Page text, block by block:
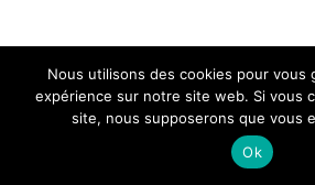
Nous utilisons des cookies pour vous
expérience sur notre site web. Si vous
site, nous supposerons que vous
Ok